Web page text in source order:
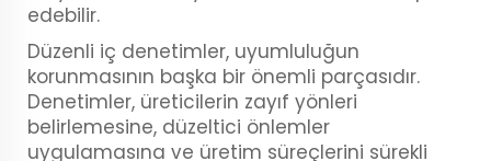
edebilir.
Düzenli iç denetimler, uyumluluğun
korunmasının başka bir önemli parçasıdır.
Denetimler, üreticilerin zayıf yönleri
belirlemesine, düzeltici önlemler
uygulamasına ve üretim süreçlerini sürekli